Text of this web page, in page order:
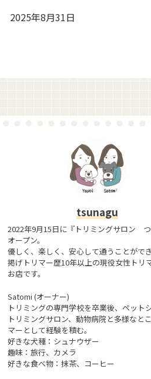
2025年8月31日
tsunagu
2022年9月15日に『トリミングサロン
オープン。
優しく、楽しく、安心して通うことがで
掲げトリマー歴10年以上の現役女性トリ
お店です。
Satomi (オーナー)
トリミングの専門学校を卒業後、ペット
トリミングサロン、動物病院と多様なと
マーとして経験を積む。
好きな犬種：シュナウザー
趣味：旅行、カメラ
好きな食べ物：抹茶、コーヒー